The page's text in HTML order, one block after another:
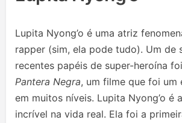
Lupita Nyong’o é uma atriz
rapper (sim, ela pode tudo). Um de
recentes papéis de super-heroína
Pantera Negra, um filme que foi um
em muitos níveis. Lupita Nyong’o é
incrível na vida real. Ela foi a